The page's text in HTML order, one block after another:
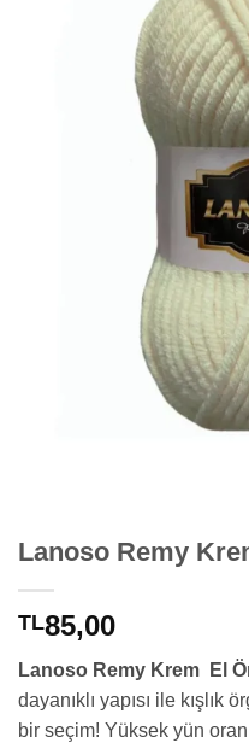
Lanoso Remy
TL85,00
Lanoso Remy Krem El
dayanıklı yapısı ile kışlık
bir seçim! Yüksek yün